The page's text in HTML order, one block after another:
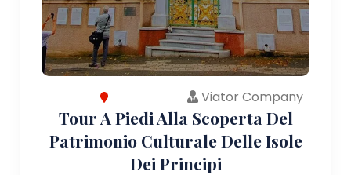
Viator Company
Tour A Piedi Alla Scoperta Del
Patrimonio Culturale Delle Isole
Dei Principi